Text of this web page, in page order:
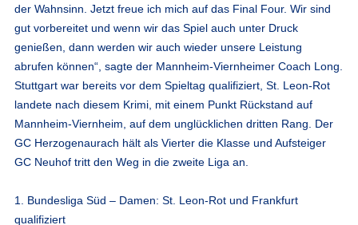
der Wahnsinn. Jetzt freue ich mich auf das Final Four. Wir sind
gut vorbereitet und wenn wir das Spiel auch unter Druck
genießen, dann werden wir auch wieder unsere Leistung
abrufen können“, sagte der Mannheim-Viernheimer Coach Long.
Stuttgart war bereits vor dem Spieltag qualifiziert, St. Leon-Rot
landete nach diesem Krimi, mit einem Punkt Rückstand auf
Mannheim-Viernheim, auf dem unglücklichen dritten Rang. Der
GC Herzogenaurach hält als Vierter die Klasse und Aufsteiger
GC Neuhof tritt den Weg in die zweite Liga an.
1. Bundesliga Süd – Damen: St. Leon-Rot und Frankfurt
qualifiziert